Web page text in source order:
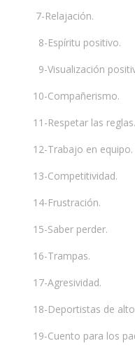
7-Relajación.
8-Espíritu positivo.
9-Visualización
10-Compañerismo.
11-Respetar las reglas.
12-Trabajo en equipo.
13-Competitividad.
14-Frustración.
15-Saber perder.
16-Trampas.
17-Agresividad.
18-Deportistas de alto
19-Cuento para los